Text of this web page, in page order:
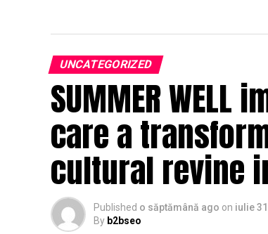
UNCATEGORIZED
SUMMER
care a
cultural revine
Published o săptămână ago on iulie
By b2bseo